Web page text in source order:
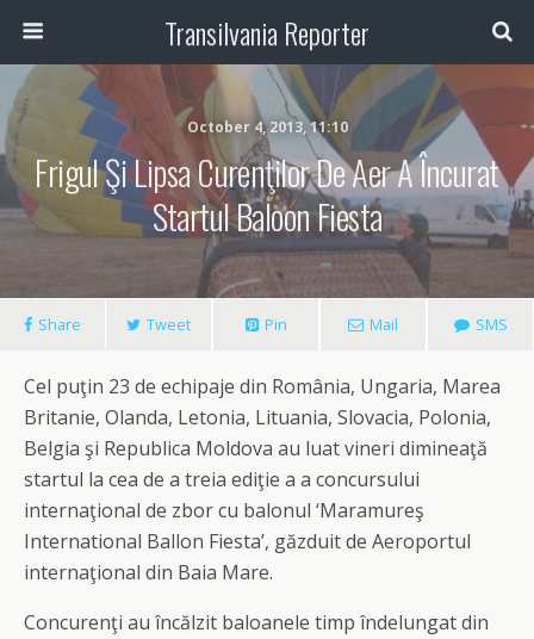
Transilvania Reporter
October 4, 2013, 11:10
Frigul Şi Lipsa Curenţilor De Aer A Încurat
Startul Baloon Fiesta
Share Tweet Pin Mail SMS
Cel puţin 23 de echipaje din România, Ungaria, Marea
Britanie, Olanda, Letonia, Lituania, Slovacia, Polonia,
Belgia şi Republica Moldova au luat vineri dimineaţă
startul la cea de a treia ediţie a a concursului
internaţional de zbor cu balonul ‘Maramureş
International Ballon Fiesta’, găzduit de Aeroportul
internaţional din Baia Mare.
Concurenţi au încălzit baloanele timp îndelungat din